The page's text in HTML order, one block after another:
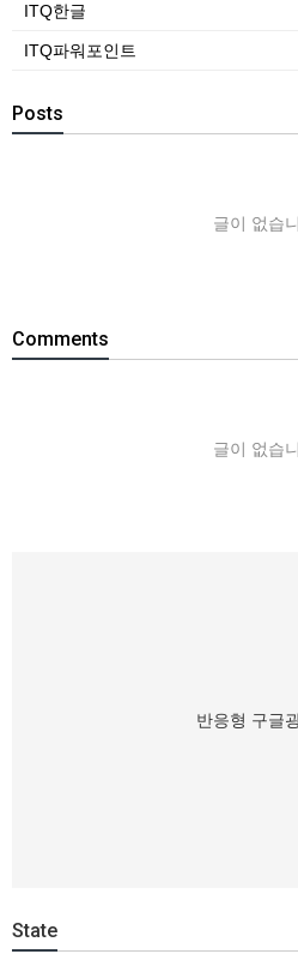
ITQ한글
ITQ파워포인트
Posts
글이 없습
Comments
글이 없습
반응형 구글
State